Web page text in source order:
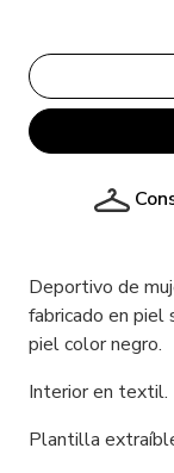
Deportivo de
fabricado en piel
piel color negro.
Interior en textil.
Plantilla